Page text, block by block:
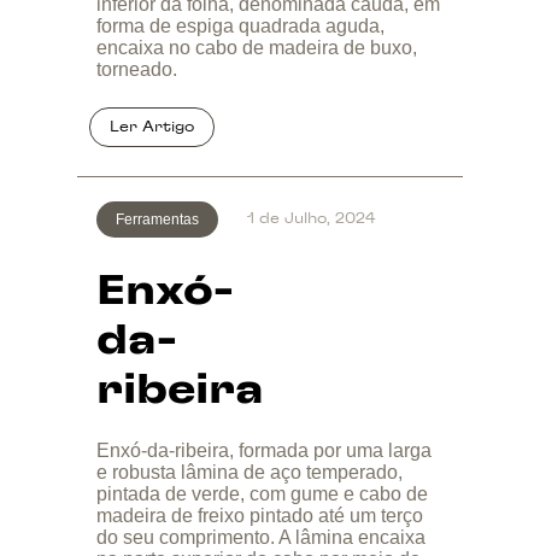
inferior da folha, denominada cauda, em
forma de espiga quadrada aguda,
encaixa no cabo de madeira de buxo,
torneado.
Ferramentas
Enxó-
da-
ribeira
1 de Julho, 2024
Enxó-da-ribeira, formada por uma larga
e robusta lâmina de aço temperado,
pintada de verde, com gume e cabo de
madeira de freixo pintado até um terço
do seu comprimento. A lâmina encaixa